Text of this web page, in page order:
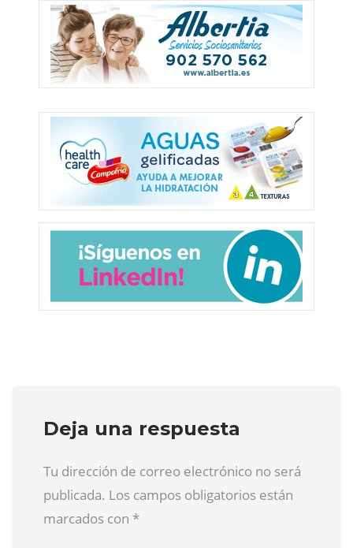
Deja una respuesta
Tu dirección de correo electrónico no será
publicada. Los campos obligatorios están
marcados con *